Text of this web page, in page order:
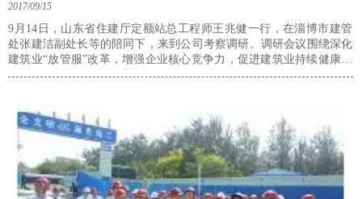
2017/09/15
9月14日，山东省住建厅定额站总工程师王兆健一行，在淄博市建管
处张建洁副处长等的陪同下，来到公司考察调研。调研会议围绕深化
建筑业“放管服”改革，增强企业核心竞争力，促进建筑业持续健康发
展，打造“中国建筑”品牌的中心任务，如何加快推进工程总承包的发
和困惑等实际情况进行了沟通和交流。集团董事、总经理牛水、财税
中心及各区域总部相关负责人参加了调研会议。